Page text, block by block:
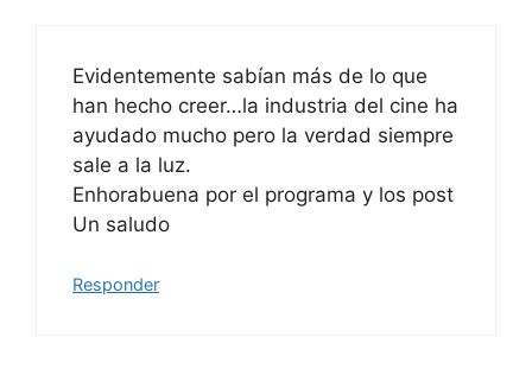
Evidentemente sabían más de lo que
han hecho creer…la industria del cine ha
ayudado mucho pero la verdad siempre
sale a la luz.
Enhorabuena por el programa y los post
Un saludo
Responder